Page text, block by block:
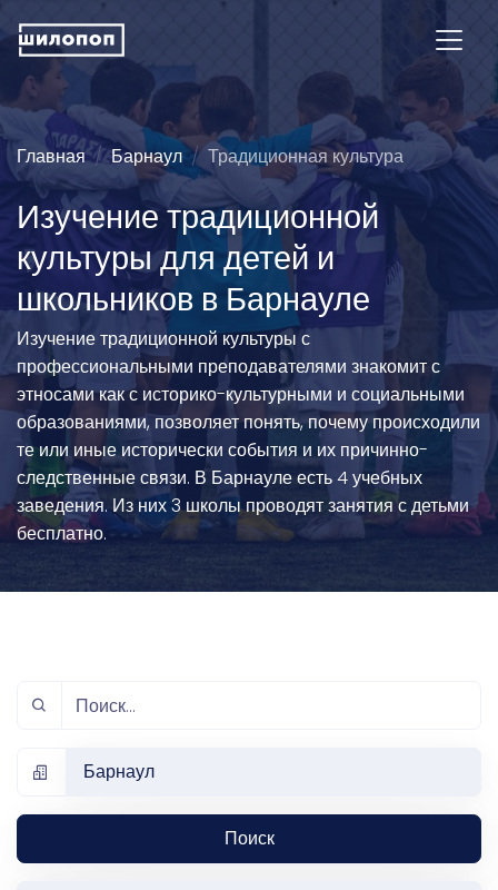
Главная Барнаул Традиционная культура
Изучение традиционной
культуры для детей и
школьников в Барнауле
Изучение традиционной культуры с
профессиональными преподавателями знакомит с
этносами как с историко-культурными и социальными
образованиями, позволяет понять, почему происходили
те или иные исторически события и их причинно-
следственные связи. В Барнауле есть 4 учебных
заведения. Из них 3 школы проводят занятия с детьми
бесплатно.
Барнаул
Поиск